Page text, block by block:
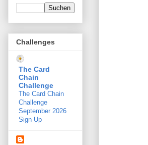
Challenges
The Card
Chain
Challenge
The Card Chain
Challenge
September 2026
Sign Up